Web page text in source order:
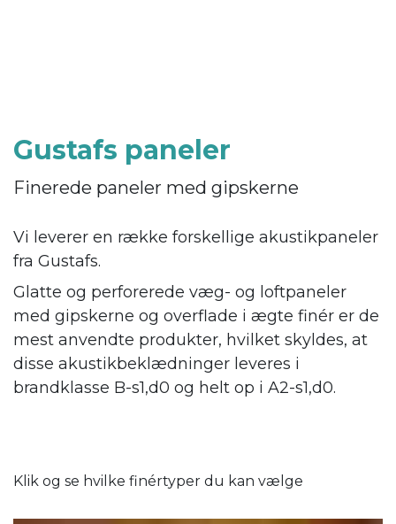
Gustafs paneler
Finerede paneler med gipskerne
Vi leverer en række forskellige akustikpaneler
fra Gustafs.
Glatte og perforerede væg- og loftpaneler
med gipskerne og overflade i ægte finér er de
mest anvendte produkter, hvilket skyldes, at
disse akustikbeklædninger leveres i
brandklasse B-s1,d0 og helt op i A2-s1,d0.
Klik og se hvilke finértyper du kan vælge